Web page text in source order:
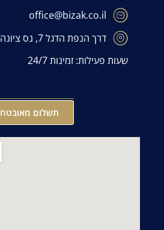
office@bizak.co.il
דרך הנפת הדגל 7, נס ציונה
שעות פעילות: זמינות 24/7
תשלום מאובטח